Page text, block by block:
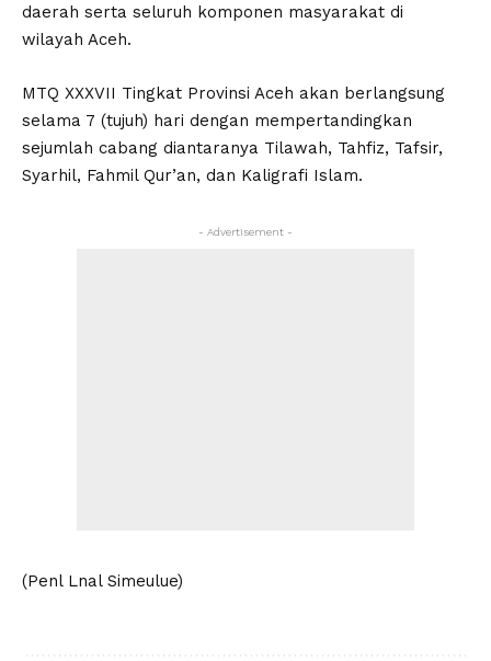
daerah serta seluruh komponen masyarakat di
wilayah Aceh.
MTQ XXXVII Tingkat Provinsi Aceh akan berlangsung
selama 7 (tujuh) hari dengan mempertandingkan
sejumlah cabang diantaranya Tilawah, Tahfiz, Tafsir,
Syarhil, Fahmil Qur’an, dan Kaligrafi Islam.
- Advertisement -
(Penl Lnal Simeulue)